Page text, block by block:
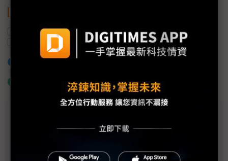
無人機 半導體產業
投資
什麼是「關鍵字追蹤」
機器人慢了？